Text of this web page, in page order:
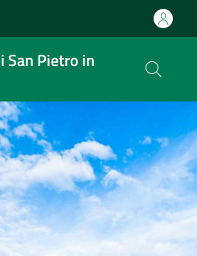
San Pietro in